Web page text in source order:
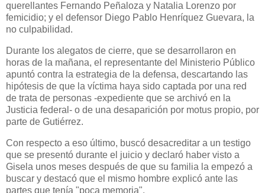
querellantes Fernando Peñaloza y Natalia Lorenzo por
femicidio; y el defensor Diego Pablo Henríquez Guevara, la
no culpabilidad.
Durante los alegatos de cierre, que se desarrollaron en
horas de la mañana, el representante del Ministerio Público
apuntó contra la estrategia de la defensa, descartando las
hipótesis de que la víctima haya sido captada por una red
de trata de personas -expediente que se archivó en la
Justicia federal- o de una desaparición por motus propio, por
parte de Gutiérrez.
Con respecto a eso último, buscó desacreditar a un testigo
que se presentó durante el juicio y declaró haber visto a
Gisela unos meses después de que su familia la empezó a
buscar y destacó que el mismo hombre explicó ante las
partes que tenía "poca memoria".